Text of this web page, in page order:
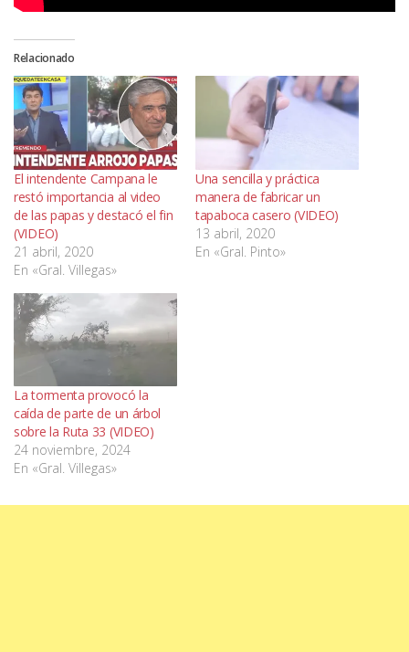
Relacionado
El intendente Campana le
restó importancia al video
de las papas y destacó el fin
(VIDEO)
21 abril, 2020
En «Gral. Villegas»
Una sencilla y práctica
manera de fabricar un
tapaboca casero (VIDEO)
13 abril, 2020
En «Gral. Pinto»
La tormenta provocó la
caída de parte de un árbol
sobre la Ruta 33 (VIDEO)
24 noviembre, 2024
En «Gral. Villegas»